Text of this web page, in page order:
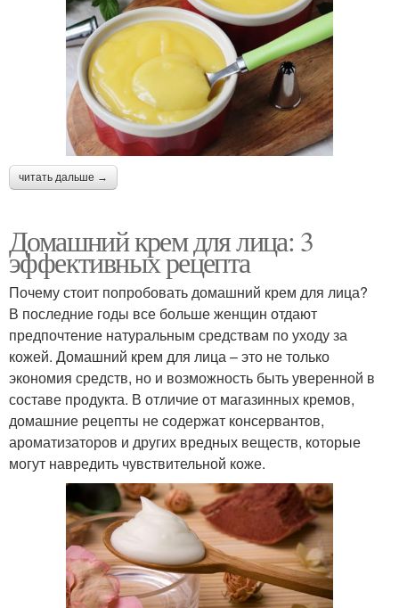
читать дальше →
Домашний крем для лица: 3
эффективных рецепта
Почему стоит попробовать домашний крем для лица?
В последние годы все больше женщин отдают
предпочтение натуральным средствам по уходу за
кожей. Домашний крем для лица – это не только
экономия средств, но и возможность быть уверенной в
составе продукта. В отличие от магазинных кремов,
домашние рецепты не содержат консервантов,
ароматизаторов и других вредных веществ, которые
могут навредить чувствительной коже.